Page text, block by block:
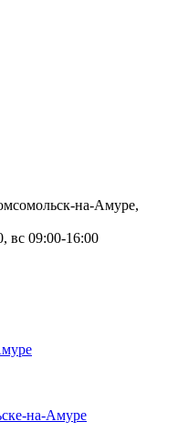
на-Амуре,
вс 09:00-16:00
на-Амуре